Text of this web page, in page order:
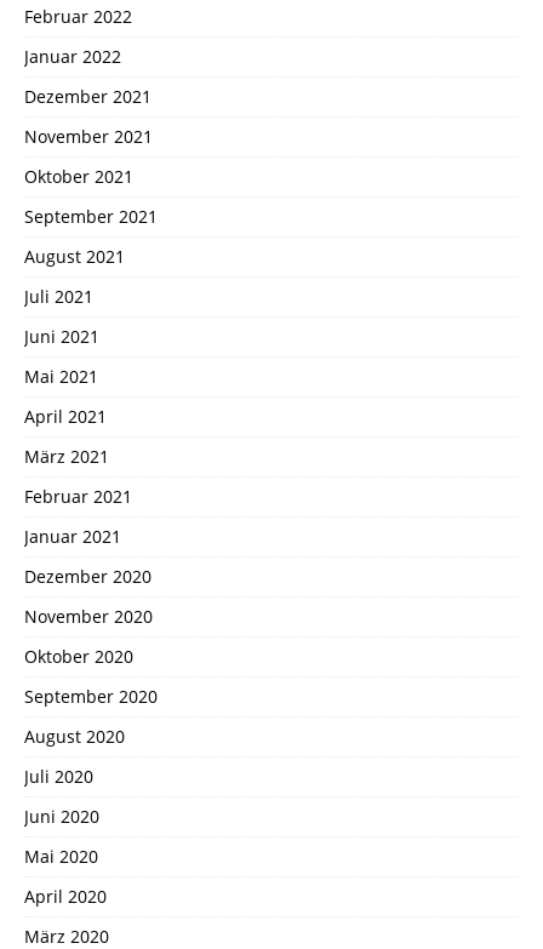
Februar 2022
Januar 2022
Dezember 2021
November 2021
Oktober 2021
September 2021
August 2021
Juli 2021
Juni 2021
Mai 2021
April 2021
März 2021
Februar 2021
Januar 2021
Dezember 2020
November 2020
Oktober 2020
September 2020
August 2020
Juli 2020
Juni 2020
Mai 2020
April 2020
März 2020